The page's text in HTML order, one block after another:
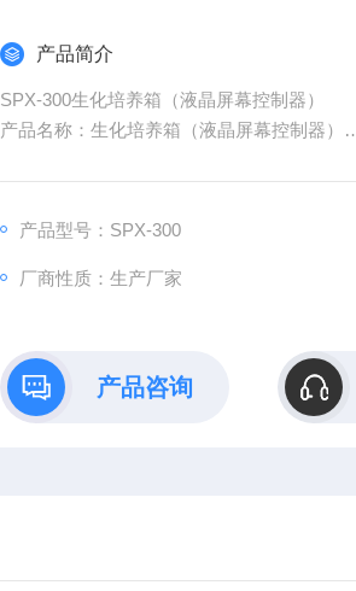
产品简介
SPX-300生化培养箱（液晶屏幕控制器）
产品名称：生化培养箱（液晶屏幕控制器）
控温范围：4~60℃
产品型号：SPX-300
厂商性质：生产厂家
产品咨询